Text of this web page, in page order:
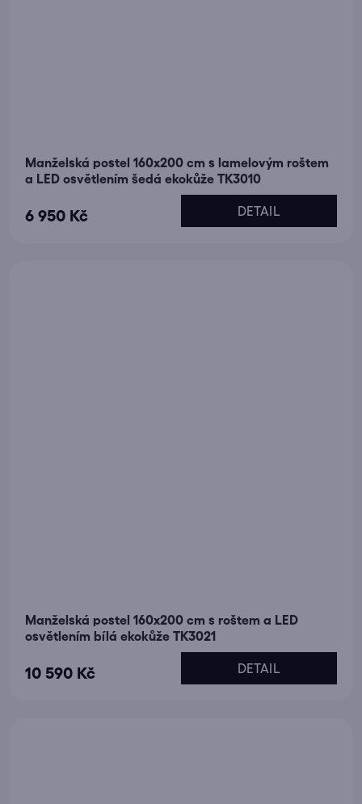
Manželská postel 160x200 cm s lamelovým roštem
a LED osvětlením šedá ekokůže TK3010
6 950 Kč DETAIL
Manželská postel 160x200 cm s roštem a LED
osvětlením bílá ekokůže TK3021
10 590 Kč DETAIL